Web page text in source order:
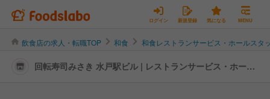
ログイン 新規登録 気になる MENU
飲食店の求人・転職TOP 和食 和食レストランサービス・ホールスタ
回転寿司みさき 水戸駅ビル | レストランサービス・ホール